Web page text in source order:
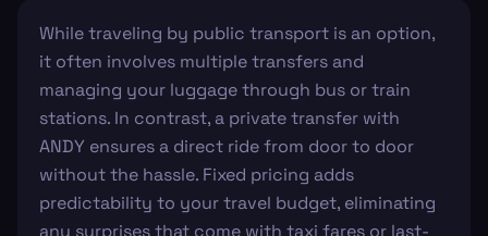
While traveling by public transport is an option,
it often involves multiple transfers and
managing your luggage through bus or train
stations. In contrast, a private transfer with
ANDY ensures a direct ride from door to door
without the hassle. Fixed pricing adds
predictability to your travel budget, eliminating
any surprises that come with taxi fares or last-